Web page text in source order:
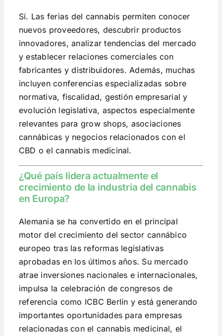
Sí. Las ferias del cannabis permiten conocer
nuevos proveedores, descubrir productos
innovadores, analizar tendencias del mercado
y establecer relaciones comerciales con
fabricantes y distribuidores. Además, muchas
incluyen conferencias especializadas sobre
normativa, fiscalidad, gestión empresarial y
evolución legislativa, aspectos especialmente
relevantes para grow shops, asociaciones
cannábicas y negocios relacionados con el
CBD o el cannabis medicinal.
¿Qué país lidera actualmente el
crecimiento de la industria del cannabis
en Europa?
Alemania se ha convertido en el principal
motor del crecimiento del sector cannábico
europeo tras las reformas legislativas
aprobadas en los últimos años. Su mercado
atrae inversiones nacionales e internacionales,
impulsa la celebración de congresos de
referencia como ICBC Berlín y está generando
importantes oportunidades para empresas
relacionadas con el cannabis medicinal, el